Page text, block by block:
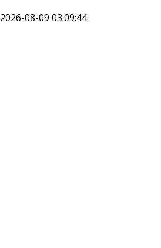
2026-08-09 03:09:44